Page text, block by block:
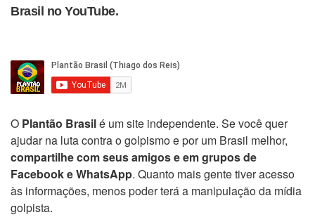
Brasil no YouTube.
O Plantão Brasilé um site independente. Se você quer
ajudar na luta contra o golpismo e por um Brasil melhor,
compartilhe com seus amigos e em grupos de
Facebook e WhatsApp. Quanto mais gente tiver acesso
às informações, menos poder terá a manipulação da mídia
golpista.